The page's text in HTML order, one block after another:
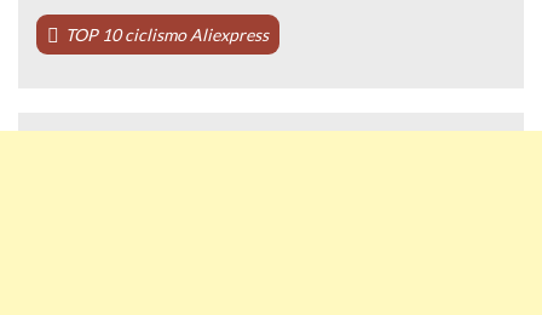
TOP 10 ciclismo Aliexpress